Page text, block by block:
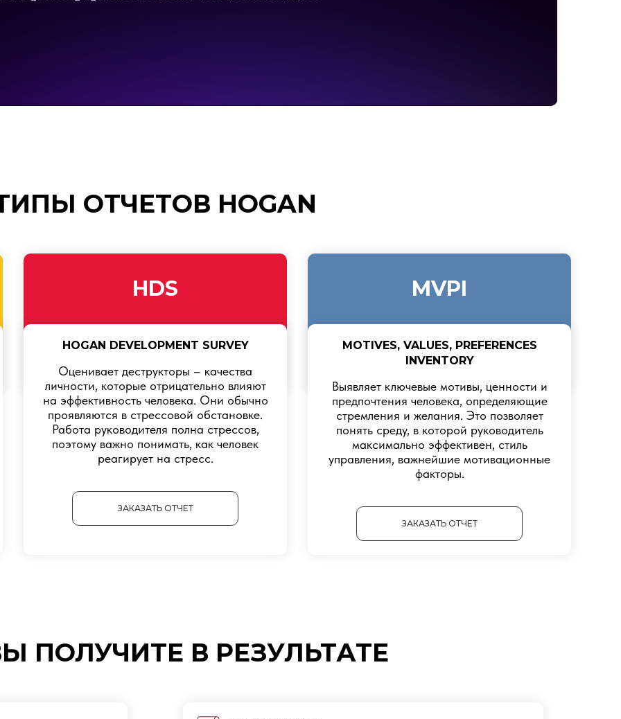
ОТЧЕТОВ HOGAN
HDS
HOGAN DEVELOPMENT SURVEY
Оценивает деструкторы – качества
личности, которые отрицательно влияют
на эффективность человека. Они обычно
проявляются в стрессовой обстановке.
Работа руководителя полна стрессов,
поэтому важно понимать, как человек
реагирует на стресс.
ЗАКАЗАТЬ ОТЧЕТ
MVPI
MOTIVES, VALUES, PREFERENCES
INVENTORY
Выявляет ключевые мотивы, ценности и
предпочтения человека, определяющие
стремления и желания. Это позволяет
понять среду, в которой руководитель
максимально эффективен, стиль
управления, важнейшие мотивационные
факторы.
ЗАКАЗАТЬ ОТЧЕТ
ПОЛУЧИТЕ В РЕЗУЛЬТАТЕ